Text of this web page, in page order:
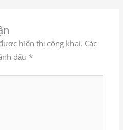
hiển thị công khai. Các
dấu *